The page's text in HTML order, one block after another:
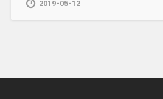
2019-05-12